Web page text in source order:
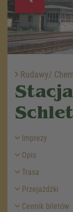
Rudawy/
Imprezy
Opis
Trasa
Przejażdżki
Cennik biletów